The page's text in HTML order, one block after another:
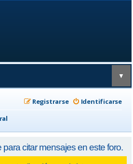
▼
Identificarse
Registrarse
para citar mensajes en este foro.